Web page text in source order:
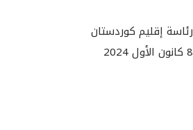
رئاسة إقليم كوردستان
8 كانون الأول 2024